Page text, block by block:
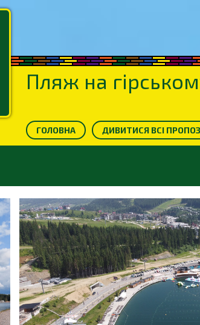
Пляж на
ГОЛОВНА ДИВИТИСЯ ВСІ